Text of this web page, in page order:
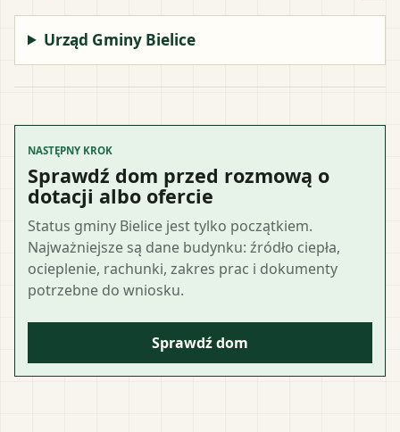
Urząd Gminy Bielice
NASTĘPNY KROK
Sprawdź dom przed rozmową o
dotacji albo ofercie
Status gminy Bielice jest tylko początkiem.
Najważniejsze są dane budynku: źródło ciepła,
ocieplenie, rachunki, zakres prac i dokumenty
potrzebne do wniosku.
Sprawdź dom